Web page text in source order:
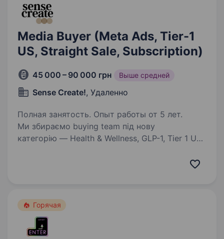
Media Buyer (Meta Ads, Tier-1
US, Straight Sale, Subscription)
45 000 – 90 000 грн Выше средней
Sense Create!, Удаленно
Полная занятость. Опыт работы от 5 лет.
Ми збираємо buying team під нову
категорію — Health & Wellness, GLP-1, Tier 1 US.
окрема креативна команда, яка займається
Горячая